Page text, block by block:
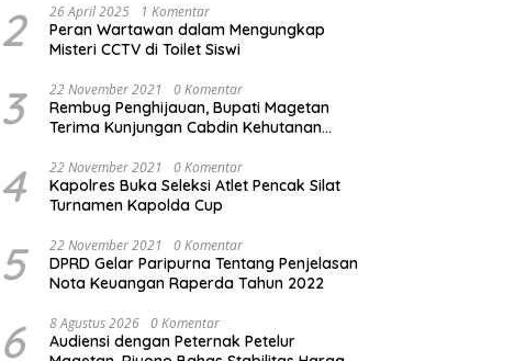
2 26 April 2025 1 Komentar
Peran Wartawan dalam Mengungkap
Misteri CCTV di Toilet Siswi
3 22 November 2021 0 Komentar
Rembug Penghijauan, Bupati Magetan
Terima Kunjungan Cabdin Kehutanan
4 22 November 2021 0 Komentar
Kapolres Buka Seleksi Atlet Pencak Silat
Turnamen Kapolda Cup
5 22 November 2021 0 Komentar
DPRD Gelar Paripurna Tentang Penjelasan
Nota Keuangan Raperda Tahun 2022
6 8 Agustus 2026 0 Komentar
Audiensi dengan Peternak Petelur